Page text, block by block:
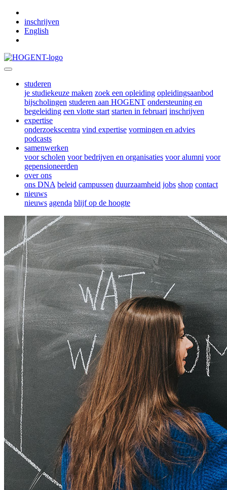
inschrijven
English
studeren
je studiekeuze maken zoek een opleiding opleidingsaanbod
bijscholingen studeren aan HOGENT ondersteuning en
begeleiding een vlotte start starten in februari inschrijven
expertise
onderzoekscentra vind expertise vormingen en advies
podcasts
samenwerken
voor scholen voor bedrijven en organisaties voor alumni voor
gepensioneerden
over ons
ons DNA beleid campussen duurzaamheid jobs shop contact
nieuws
nieuws agenda blijf op de hoogte